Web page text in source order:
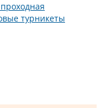
турникеты